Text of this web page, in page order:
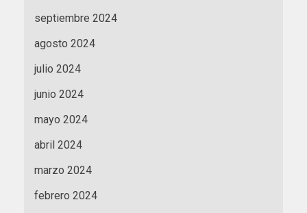
septiembre 2024
agosto 2024
julio 2024
junio 2024
mayo 2024
abril 2024
marzo 2024
febrero 2024